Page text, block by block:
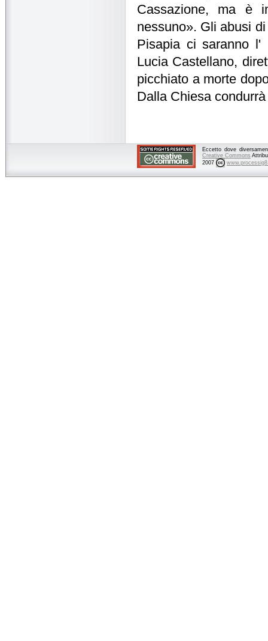
Cassazione, ma è
nessuno». Gli abusi
Pisapia ci saranno l'
Lucia Castellano,
picchiato a morte
Dalla Chiesa
Eccetto dove
Creative Commons
2007